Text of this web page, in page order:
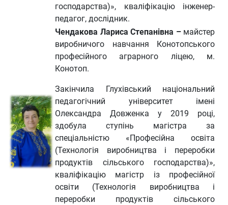
господарства)», кваліфікацію інженер-
педагог, дослідник.
Чендакова Лариса Степанівна – майстер
виробничого навчання Конотопського
професійного аграрного ліцею, м.
Конотоп.
Закінчила Глухівський національний
педагогічний університет імені
Олександра Довженка у 2019 році,
здобула ступінь магістра за
спеціальністю «Професійна освіта
(Технологія виробництва і переробки
продуктів сільського господарства)»,
кваліфікацію магістр із професійної
освіти (Технологія виробництва і
переробки продуктів сільського